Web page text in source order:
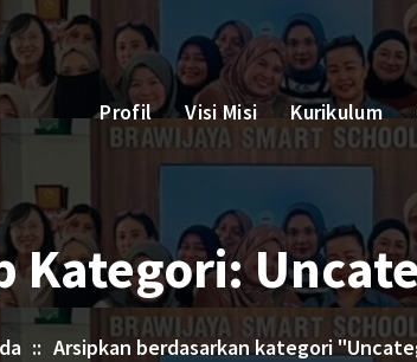
Profil Visi Misi Kurikulum
Kategori:
:: Arsipkan berdasarkan kategori